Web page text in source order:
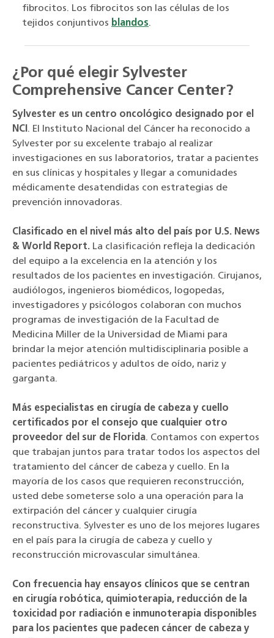
fibrocitos. Los fibrocitos son las células de los
tejidos conjuntivos blandos.
¿Por qué elegir Sylvester
Comprehensive Cancer Center?
Sylvester es un centro oncológico designado por el
NCI. El Instituto Nacional del Cáncer ha reconocido a
Sylvester por su excelente trabajo al realizar
investigaciones en sus laboratorios, tratar a pacientes
en sus clínicas y hospitales y llegar a comunidades
médicamente desatendidas con estrategias de
prevención innovadoras.
Clasificado en el nivel más alto del país por U.S. News
& World Report. La clasificación refleja la dedicación
del equipo a la excelencia en la atención y los
resultados de los pacientes en investigación. Cirujanos,
audiólogos, ingenieros biomédicos, logopedas,
investigadores y psicólogos colaboran con muchos
programas de investigación de la Facultad de
Medicina Miller de la Universidad de Miami para
brindar la mejor atención multidisciplinaria posible a
pacientes pediátricos y adultos de oído, nariz y
garganta.
Más especialistas en cirugía de cabeza y cuello
certificados por el consejo que cualquier otro
proveedor del sur de Florida. Contamos con expertos
que trabajan juntos para tratar todos los aspectos del
tratamiento del cáncer de cabeza y cuello. En la
mayoría de los casos que requieren reconstrucción,
usted debe someterse solo a una operación para la
extirpación del cáncer y cualquier cirugía
reconstructiva. Sylvester es uno de los mejores lugares
en el país para la cirugía de cabeza y cuello y
reconstrucción microvascular simultánea.
Con frecuencia hay ensayos clínicos que se centran
en cirugía robótica, quimioterapia, reducción de la
toxicidad por radiación e inmunoterapia disponibles
para los pacientes que padecen cáncer de cabeza y